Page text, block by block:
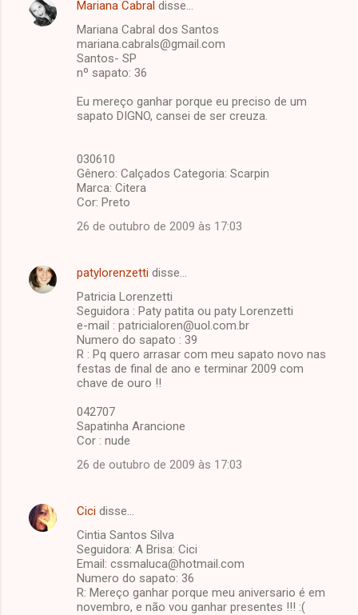
Mariana Cabral disse…
Mariana Cabral dos Santos
mariana.cabrals@gmail.com
Santos- SP
nº sapato: 36
Eu mereço ganhar porque eu preciso de um
sapato DIGNO, cansei de ser creuza.
030610
Gênero: Calçados Categoria: Scarpin
Marca: Citera
Cor: Preto
26 de outubro de 2009 às 17:03
patylorenzetti disse…
Patricia Lorenzetti
Seguidora : Paty patita ou paty Lorenzetti
e-mail : patricialoren@uol.com.br
Numero do sapato : 39
R : Pq quero arrasar com meu sapato novo nas
festas de final de ano e terminar 2009 com
chave de ouro !!
042707
Sapatinha Arancione
Cor : nude
26 de outubro de 2009 às 17:03
Cici disse…
Cintia Santos Silva
Seguidora: A Brisa: Cici
Email: cssmaluca@hotmail.com
Numero do sapato: 36
R: Mereço ganhar porque meu aniversario é em
novembro, e não vou ganhar presentes !!! :(